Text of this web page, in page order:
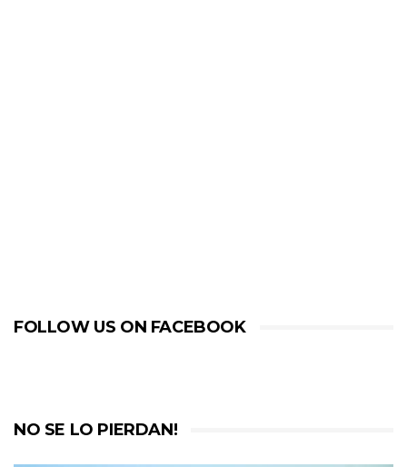
FOLLOW US ON FACEBOOK
NO SE LO PIERDAN!